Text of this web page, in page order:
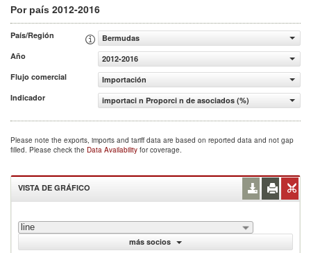
Por país 2012-2016
País/Región
Bermudas
Año
2012-2016
Flujo comercial
Importación
Indicador
importaci n Proporci n de asociados (%)
Please note the exports, imports and tariff data are based on reported data and not gap
filled. Please check the Data Availability for coverage.
VISTA DE GRÁFICO
line
más socios